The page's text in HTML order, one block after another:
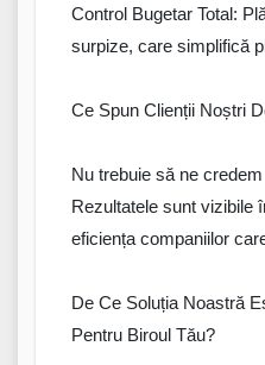
Control Bugetar Total:
surpize, care simplifică
Ce Spun Clienții Noștri
Nu trebuie să ne
Rezultatele sunt vizibile
eficiența companiilor
De Ce Soluția Noastră
Pentru Biroul Tău?